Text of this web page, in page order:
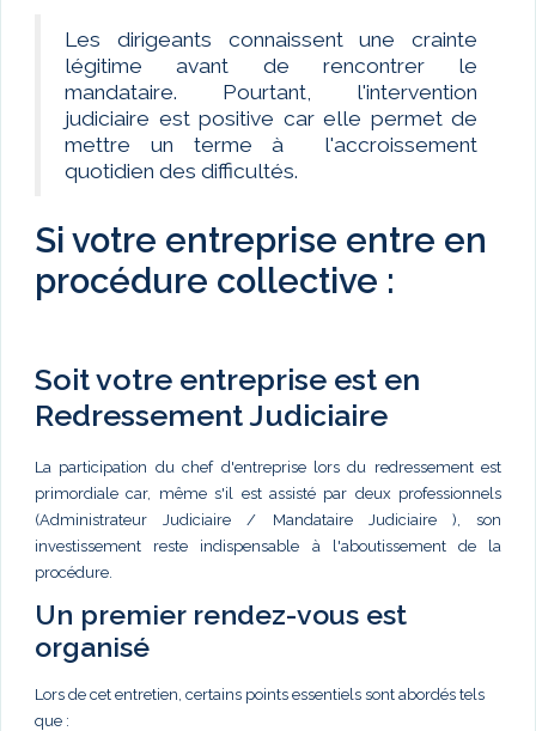
Les dirigeants connaissent une crainte
légitime avant de rencontrer le
mandataire. Pourtant, l'intervention
judiciaire est positive car elle permet de
mettre un terme à l'accroissement
quotidien des difficultés.
Si votre entreprise entre en
procédure collective :
Soit votre entreprise est en
Redressement Judiciaire
La participation du chef d'entreprise lors du redressement est
primordiale car, même s'il est assisté par deux professionnels
(Administrateur Judiciaire / Mandataire Judiciaire ), son
investissement reste indispensable à l'aboutissement de la
procédure.
Un premier rendez-vous est
organisé
Lors de cet entretien, certains points essentiels sont abordés tels
que :